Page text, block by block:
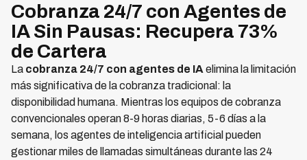
Cobranza 24/7 con Agentes de
IA Sin Pausas: Recupera 73%
de Cartera
La cobranza 24/7 con agentes de IA elimina la limitación
más significativa de la cobranza tradicional: la
disponibilidad humana. Mientras los equipos de cobranza
convencionales operan 8-9 horas diarias, 5-6 días a la
semana, los agentes de inteligencia artificial pueden
gestionar miles de llamadas simultáneas durante las 24